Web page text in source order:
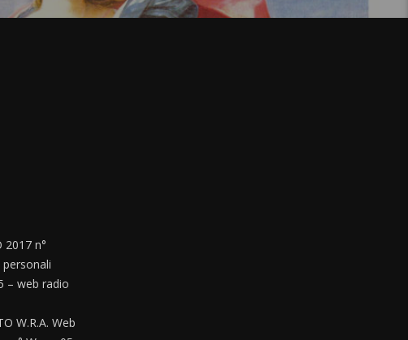
2017 n°
– web radio
W.R.A. Web